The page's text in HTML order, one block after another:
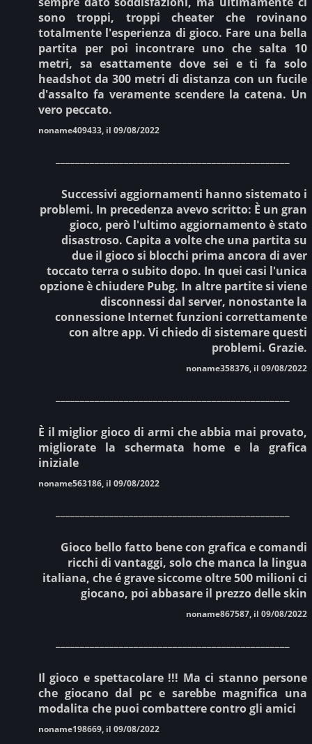
sono troppi, troppi cheater che rovinano
totalmente l'esperienza di gioco. Fare una bella
partita per poi incontrare uno che salta 10
metri, sa esattamente dove sei e ti fa solo
headshot da 300 metri di distanza con un fucile
d'assalto fa veramente scendere la catena. Un
vero peccato.
noname409433, il 09/08/2022
Successivi aggiornamenti hanno sistemato i
problemi. In precedenza avevo scritto: È un gran
gioco, però l'ultimo aggiornamento è stato
disastroso. Capita a volte che una partita su
due il gioco si blocchi prima ancora di aver
toccato terra o subito dopo. In quei casi l'unica
opzione è chiudere Pubg. In altre partite si viene
disconnessi dal server, nonostante la
connessione Internet funzioni correttamente
con altre app. Vi chiedo di sistemare questi
problemi. Grazie.
noname358376, il 09/08/2022
È il miglior gioco di armi che abbia mai provato,
migliorate la schermata home e la grafica
iniziale
noname563186, il 09/08/2022
Gioco bello fatto bene con grafica e comandi
ricchi di vantaggi, solo che manca la lingua
italiana, che é grave siccome oltre 500 milioni ci
giocano, poi abbasare il prezzo delle skin
noname867587, il 09/08/2022
Il gioco e spettacolare !!! Ma ci stanno persone
che giocano dal pc e sarebbe magnifica una
modalita che puoi combattere contro gli amici
noname198669, il 09/08/2022